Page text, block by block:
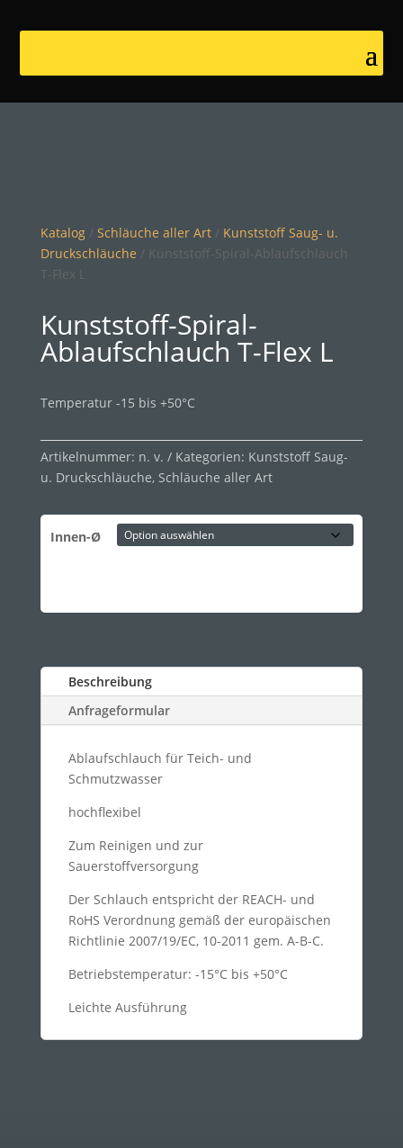
Katalog/ Schläuche aller Art/ Kunststoff Saug- u.
Druckschläuche / Kunststoff-Spiral-Ablaufschlauch
T-Flex L
Kunststoff-Spiral-
Ablaufschlauch T-Flex L
Temperatur -15 bis +50°C
Artikelnummer: n. v. Kategorien: Kunststoff Saug-
u. Druckschläuche, Schläuche aller Art
Innen-Ø
Beschreibung
Anfrageformular
Ablaufschlauch für Teich- und
Schmutzwasser
hochflexibel
Zum Reinigen und zur
Sauerstoffversorgung
Der Schlauch entspricht der REACH- und
RoHS Verordnung gemäß der europäischen
Richtlinie 2007/19/EC, 10-2011 gem. A-B-C.
Betriebstemperatur: -15°C bis +50°C
Leichte Ausführung